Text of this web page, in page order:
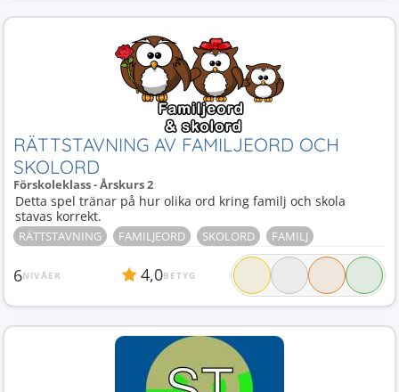
RÄTTSTAVNING AV FAMILJEORD OCH
SKOLORD
Förskoleklass - Årskurs 2
Detta spel tränar på hur olika ord kring familj och skola
stavas korrekt.
RÄTTSTAVNING FAMILJEORD SKOLORD FAMILJ
6NIVÅER 4,0BETYG